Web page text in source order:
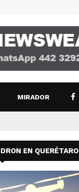
MIRADOR
DRON EN QUERÉTARO